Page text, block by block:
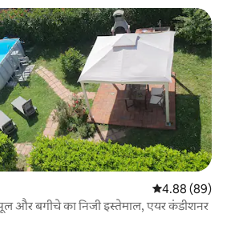
औसत रेटिंग 5 में
4.88 (89)
और बगीचे का निजी इस्तेमाल, एयर कंडीशनर